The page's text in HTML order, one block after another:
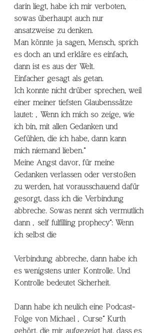
darin liegt, habe ich mir verboten,
sowas überhaupt auch nur
ansatzweise zu denken.
Man könnte ja sagen, Mensch, sprich
es doch an und erkläre es einfach,
dann ist es aus der Welt.
Einfacher gesagt als getan.
Ich konnte nicht drüber sprechen, weil
einer meiner tiefsten Glaubenssätze
lautet: „Wenn ich mich so zeige, wie
ich bin, mit allen Gedanken und
Gefühlen, die ich habe, dann kann
mich niemand lieben.“
Meine Angst davor, für meine
Gedanken verlassen oder verstoßen
zu werden, hat vorausschauend dafür
gesorgt, dass ich die Verbindung
abbreche. Sowas nennt sich vermutlich
dann „self fulfilling prophecy“: Wenn
ich selbst die
Verbindung abbreche, dann habe ich
es wenigstens unter Kontrolle. Und
Kontrolle bedeutet Sicherheit.
Dann habe ich neulich eine Podcast-
Folge von Michael „Curse“ Kurth